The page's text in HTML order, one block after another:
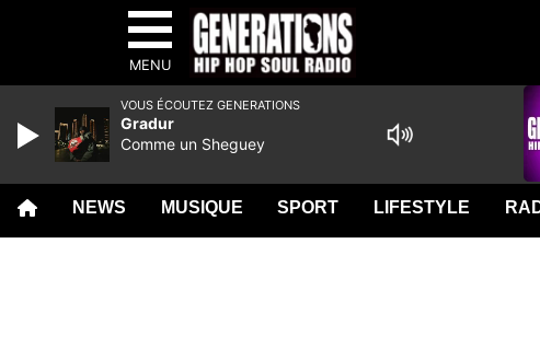
MENU
NEWS MUSIQUE SPORT LIFESTYLE
VOUS ÉCOUTEZ GENERATIONS
Gradur
Comme un Sheguey